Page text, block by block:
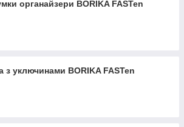
органайзери BORIKA FASTen
з уключинами BORIKA FASTen